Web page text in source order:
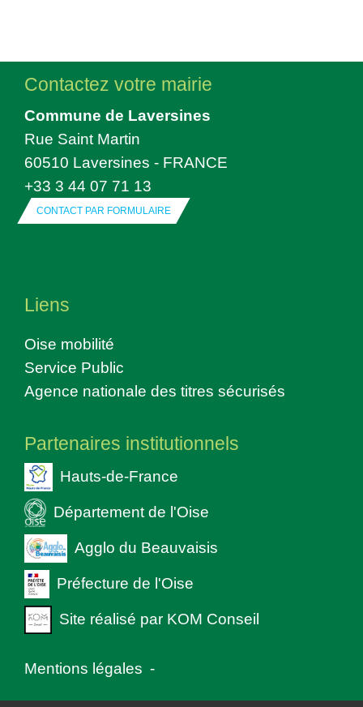
Contactez votre mairie
Commune de Laversines
Rue Saint Martin
60510 Laversines - FRANCE
+33 3 44 07 71 13
CONTACT PAR FORMULAIRE
Liens
Oise mobilité
Service Public
Agence nationale des titres sécurisés
Partenaires institutionnels
Hauts-de-France
Département de l'Oise
Agglo du Beauvaisis
Préfecture de l'Oise
Site réalisé par KOM Conseil
Mentions légales -